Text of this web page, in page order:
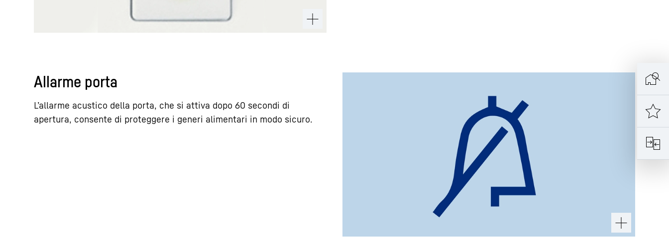
Allarme porta
L’allarme acustico della porta, che si attiva dopo 60 secondi di
apertura, consente di proteggere i generi alimentari in modo sicuro.